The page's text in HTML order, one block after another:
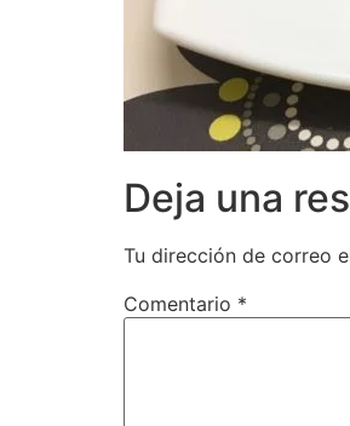
Deja una
Tu dirección de correo
Comentario *